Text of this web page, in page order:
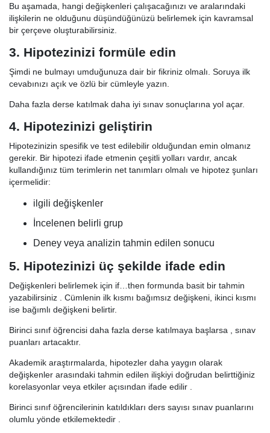
Bu aşamada, hangi değişkenleri çalışacağınızı ve aralarındaki
ilişkilerin ne olduğunu düşündüğünüzü belirlemek için kavramsal
bir çerçeve oluşturabilirsiniz.
3. Hipotezinizi formüle edin
Şimdi ne bulmayı umduğunuza dair bir fikriniz olmalı. Soruya ilk
cevabınızı açık ve özlü bir cümleyle yazın.
Daha fazla derse katılmak daha iyi sınav sonuçlarına yol açar.
4. Hipotezinizi geliştirin
Hipotezinizin spesifik ve test edilebilir olduğundan emin olmanız
gerekir. Bir hipotezi ifade etmenin çeşitli yolları vardır, ancak
kullandığınız tüm terimlerin net tanımları olmalı ve hipotez şunları
içermelidir:
ilgili değişkenler
İncelenen belirli grup
Deney veya analizin tahmin edilen sonucu
5. Hipotezinizi üç şekilde ifade edin
Değişkenleri belirlemek için if…then formunda basit bir tahmin
yazabilirsiniz . Cümlenin ilk kısmı bağımsız değişkeni, ikinci kısmı
ise bağımlı değişkeni belirtir.
Birinci sınıf öğrencisi daha fazla derse katılmaya başlarsa , sınav
puanları artacaktır.
Akademik araştırmalarda, hipotezler daha yaygın olarak
değişkenler arasındaki tahmin edilen ilişkiyi doğrudan belirttiğiniz
korelasyonlar veya etkiler açısından ifade edilir .
Birinci sınıf öğrencilerinin katıldıkları ders sayısı sınav puanlarını
olumlu yönde etkilemektedir .